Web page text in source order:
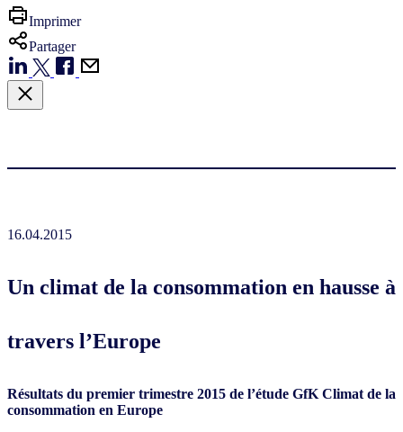
Imprimer
Partager
16.04.2015
Un climat de la consommation en hausse à
travers l’Europe
Résultats du premier trimestre 2015 de l’étude GfK Climat de la
consommation en Europe